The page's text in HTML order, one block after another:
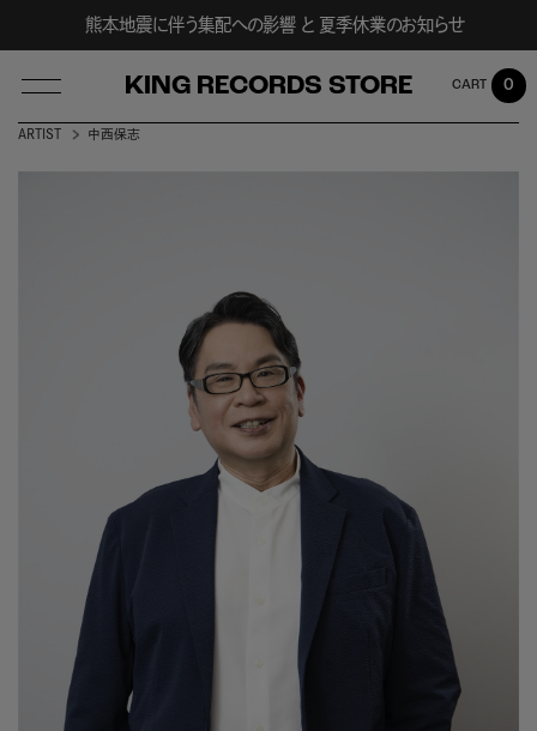
熊本地震に伴う集配への影響 と 夏季休業のお知らせ
KING RECORDS STORE 0
ARTIST 中西保志